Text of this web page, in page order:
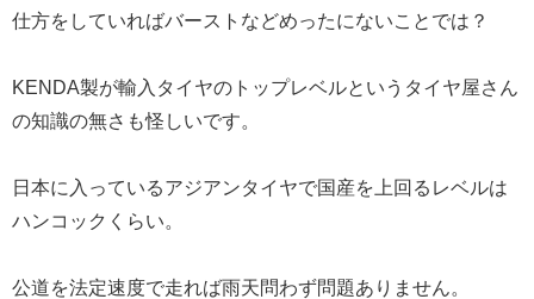
仕方をしていればバーストなどめったにないことでは？
KENDA製が輸入タイヤのトップレベルというタイヤ屋さん
の知識の無さも怪しいです。
日本に入っているアジアンタイヤで国産を上回るレベルは
ハンコックくらい。
公道を法定速度で走れば雨天問わず問題ありません。